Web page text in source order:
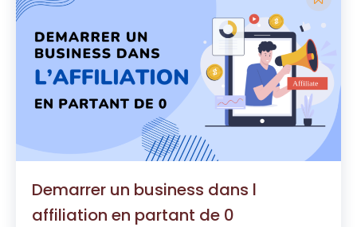
Demarrer un business dans l
affiliation en partant de 0